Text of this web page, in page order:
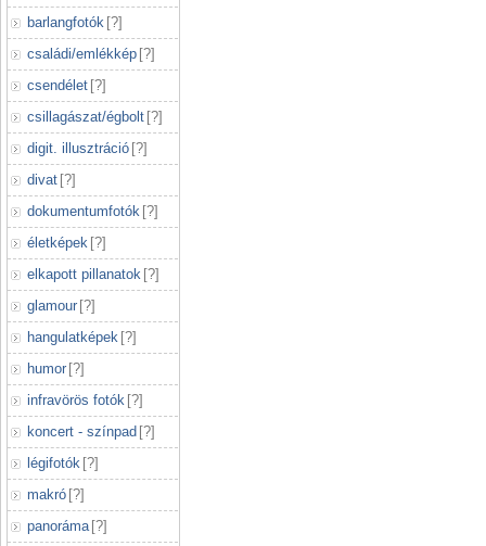
barlangfotók [?]
családi/emlékkép [?]
csendélet [?]
csillagászat/égbolt [?]
digit. illusztráció [?]
divat [?]
dokumentumfotók [?]
életképek [?]
elkapott pillanatok [?]
glamour [?]
hangulatképek [?]
humor [?]
infravörös fotók [?]
koncert - színpad [?]
légifotók [?]
makró [?]
panoráma [?]